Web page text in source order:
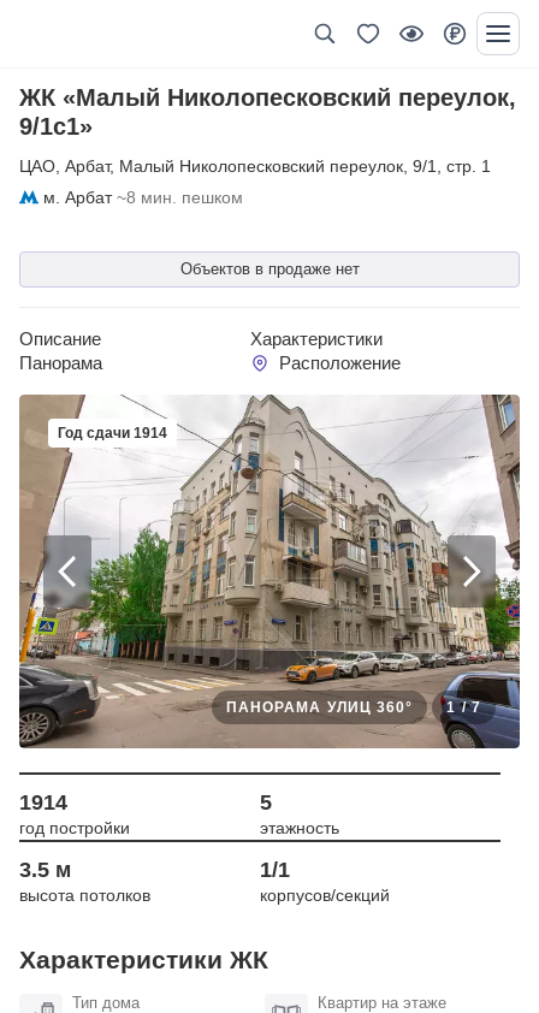
ЖК «Малый Николопесковский переулок,
9/1с1»
ЦАО Арбат, Малый Николопесковский переулок 9/1
стр. 1
м. Арбат ~8 мин. пешком
Объектов в продаже нет
Описание
Характеристики
Панорама
Расположение
Год сдачи 1914
1/7
ПАНОРАМА УЛИЦ 360°
1914
год постройки
5
этажность
3.5 м
высота потолков
1/1
корпусов/секций
Характеристики ЖК
Тип дома Квартир на этаже